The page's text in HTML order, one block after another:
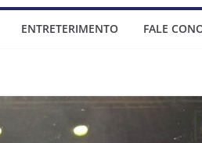
ENTRETERIMENTO FALE